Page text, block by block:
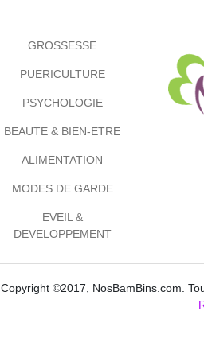
GROSSESSE
PUERICULTURE
PSYCHOLOGIE
BEAUTE & BIEN-ETRE
ALIMENTATION
MODES DE GARDE
EVEIL &
DEVELOPPEMENT
Copyright ©2017, NosBamBins.com.